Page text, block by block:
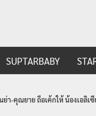
SUPTARBABY
า-คุณยาย ถือเค้กให้ น้องเอลิเ